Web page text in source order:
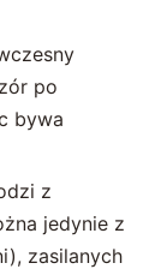
po
bywa
z
jedynie z
zasilanych